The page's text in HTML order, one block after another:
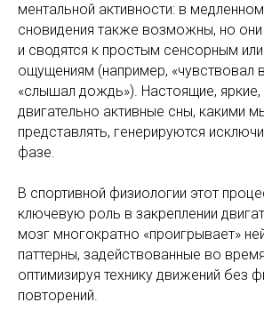
ментальной активности: в
сновидения также возможны, но
и сводятся к простым сенсорным
ощущениям (например, «чувствовал
«слышал дождь»). Настоящие,
двигательно активные сны, какими
представлять, генерируются
фазе.
В спортивной физиологии этот
ключевую роль в закреплении
мозг многократно «проигрывает»
паттерны, задействованные во
оптимизируя технику движений без
повторений.